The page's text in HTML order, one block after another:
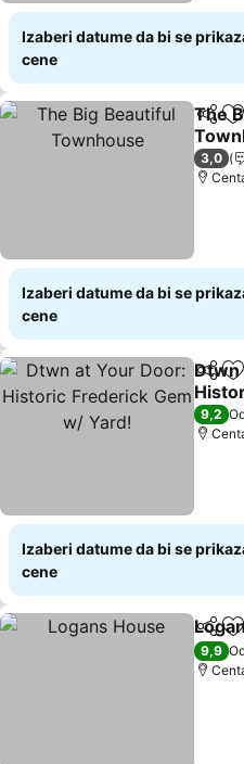
Izaberi datume da bi se
cene
Deli
The
3,0
Izaberi datume da bi se
cene
Deli
Dtwn
w/
9,2
Izaberi datume da bi se
cene
Deli
9,9